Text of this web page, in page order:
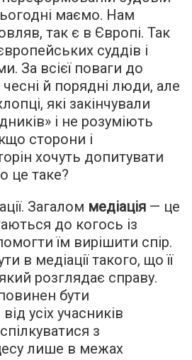
маємо. Нам
так є в Європі. Так
суддів і
За всієї поваги до
й порядні люди, але
які закінчували
і не розуміють
сторони і
хочуть допитувати
це таке?
Загалом медіація — це
до когось із
їм вирішити спір.
в медіації такого, що її
розглядає справу.
бути
усіх учасників
з
лише в межах